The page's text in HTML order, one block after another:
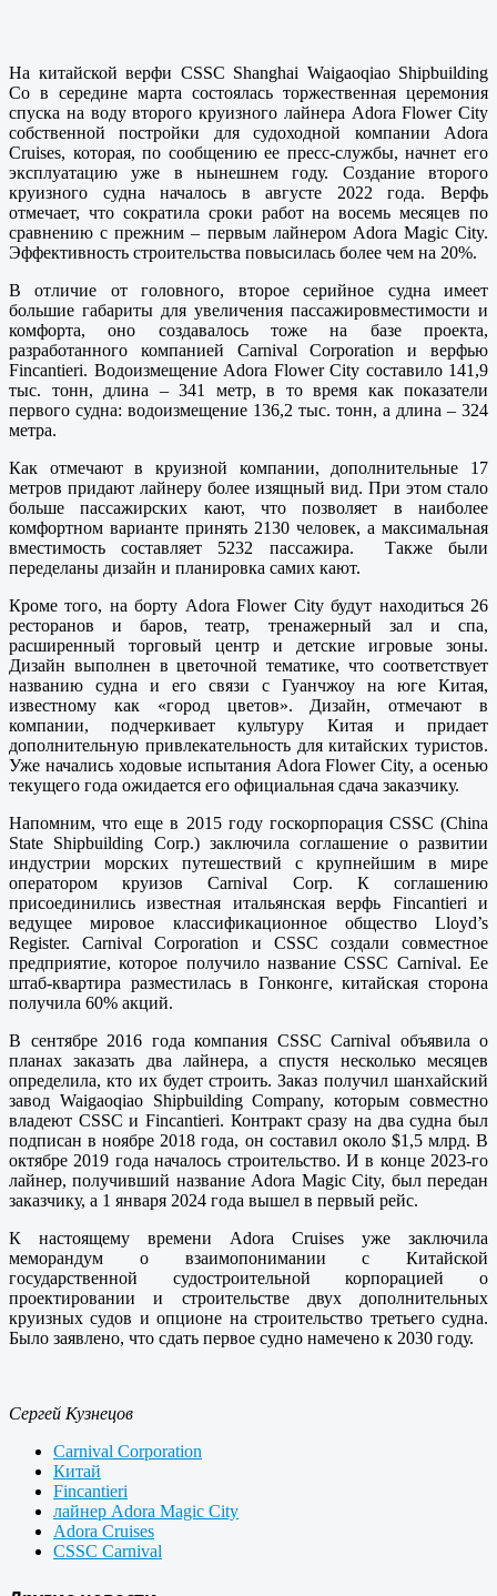
На китайской верфи CSSC Shanghai Waigaoqiao Shipbuilding
Co в середине марта состоялась торжественная церемония
спуска на воду второго круизного лайнера Adora Flower City
собственной постройки для судоходной компании Adora
Cruises, которая, по сообщению ее пресс-службы, начнет его
эксплуатацию уже в нынешнем году. Создание второго
круизного судна началось в августе 2022 года. Верфь
отмечает, что сократила сроки работ на восемь месяцев по
сравнению с прежним – первым лайнером Adora Magic City.
Эффективность строительства повысилась более чем на 20%.
В отличие от головного, второе серийное судна имеет
большие габариты для увеличения пассажировместимости и
комфорта, оно создавалось тоже на базе проекта,
разработанного компанией Carnival Corporation и верфью
Fincantieri. Водоизмещение Adora Flower City составило 141,9
тыс. тонн, длина – 341 метр, в то время как показатели
первого судна: водоизмещение 136,2 тыс. тонн, а длина – 324
метра.
Как отмечают в круизной компании, дополнительные 17
метров придают лайнеру более изящный вид. При этом стало
больше пассажирских кают, что позволяет в наиболее
комфортном варианте принять 2130 человек, а максимальная
вместимость составляет 5232 пассажира. Также были
переделаны дизайн и планировка самих кают.
Кроме того, на борту Adora Flower City будут находиться 26
ресторанов и баров, театр, тренажерный зал и спа,
расширенный торговый центр и детские игровые зоны.
Дизайн выполнен в цветочной тематике, что соответствует
названию судна и его связи с Гуанчжоу на юге Китая,
известному как «город цветов». Дизайн, отмечают в
компании, подчеркивает культуру Китая и придает
дополнительную привлекательность для китайских туристов.
Уже начались ходовые испытания Adora Flower City, а осенью
текущего года ожидается его официальная сдача заказчику.
Напомним, что еще в 2015 году госкорпорация CSSC (China
State Shipbuilding Corp.) заключила соглашение о развитии
индустрии морских путешествий с крупнейшим в мире
оператором круизов Carnival Corp. К соглашению
присоединились известная итальянская верфь Fincantieri и
ведущее мировое классификационное общество Lloyd’s
Register. Carnival Corpоration и CSSC создали совместное
предприятие, которое получило название CSSC Carnival. Ее
штаб-квартира разместилась в Гонконге, китайская сторона
получила 60% акций.
В сентябре 2016 года компания CSSC Carnival объявила о
планах заказать два лайнера, а спустя несколько месяцев
определила, кто их будет строить. Заказ получил шанхайский
завод Waigaoqiao Shipbuilding Company, которым совместно
владеют CSSC и Fincantieri. Контракт сразу на два судна был
подписан в ноябре 2018 года, он составил около $1,5 млрд. В
октябре 2019 года началось строительство. И в конце 2023-го
лайнер, получивший название Adora Magic City, был передан
заказчику, а 1 января 2024 года вышел в первый рейс.
К настоящему времени Adora Cruises уже заключила
меморандум о взаимопонимании с Китайской
государственной судостроительной корпорацией о
проектировании и строительстве двух дополнительных
круизных судов и опционе на строительство третьего судна.
Было заявлено, что сдать первое судно намечено к 2030 году.
Сергей Кузнецов
Carnival Corporation
Китай
Fincantieri
лайнер Adora Magic City
Adora Cruises
CSSC Carnival